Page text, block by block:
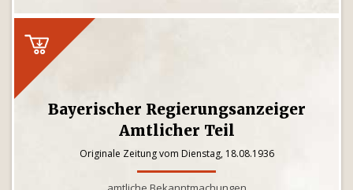
Bayerischer Regierungsanzeiger
Amtlicher Teil
Originale Zeitung vom Dienstag, 18.08.1936